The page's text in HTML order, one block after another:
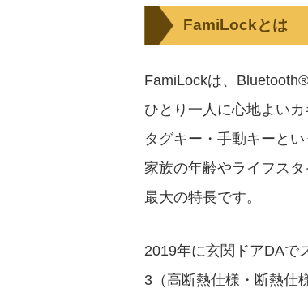
FamiLockとは
FamiLockは、
ひとり一人に心地よい
タグキー・手動キーと
家族の年齢やライフス
最大の特長です。
2019年に玄関ドアDAで
3（高断熱仕様・断熱仕